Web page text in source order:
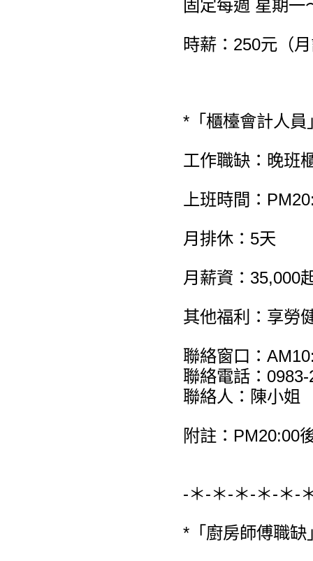
固定每週 星期
時薪：250元（
*「櫃檯會計人員
工作職缺：晚班
上班時間：
月排休：5天
月薪資：35,000
其他福利：享勞
聯絡窗口：
聯絡電話：0983-
聯絡人：陳小姐
附註：PM20:00
-＊-＊-＊-＊-＊-
*「廚房師傅職缺